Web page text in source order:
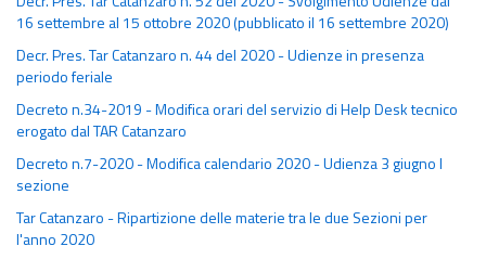
16 settembre al 15 ottobre 2020 (pubblicato il 16 settembre 2020)
Decr. Pres. Tar Catanzaro n. 44 del 2020 - Udienze in presenza
periodo feriale
Decreto n.34-2019 - Modifica orari del servizio di Help Desk tecnico
erogato dal TAR Catanzaro
Decreto n.7-2020 - Modifica calendario 2020 - Udienza 3 giugno I
sezione
Tar Catanzaro - Ripartizione delle materie tra le due Sezioni per
l'anno 2020